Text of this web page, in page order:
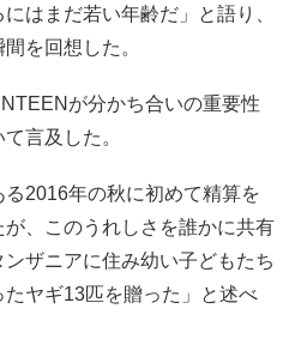
はまだ若い年齢だ」と語り、
を回想した。
が分かち合いの重要性
言及した。
2016年の秋に初めて精算を
、このうれしさを誰かに共有
ザニアに住み幼い子どもたち
ヤギ13匹を贈った」と述べ